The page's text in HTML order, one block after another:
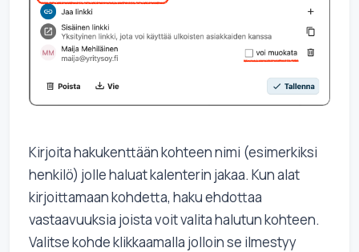
Kirjoita hakukenttään kohteen nimi (esimerkiksi
henkilö) jolle haluat kalenterin jakaa. Kun alat
kirjoittamaan kohdetta, haku ehdottaa
vastaavuuksia joista voit valita halutun kohteen.
Valitse kohde klikkaamalla jolloin se ilmestyy